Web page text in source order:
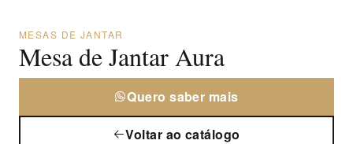
MESAS DE JANTAR
Mesa de Jantar Aura
Quero saber mais
Voltar ao catálogo